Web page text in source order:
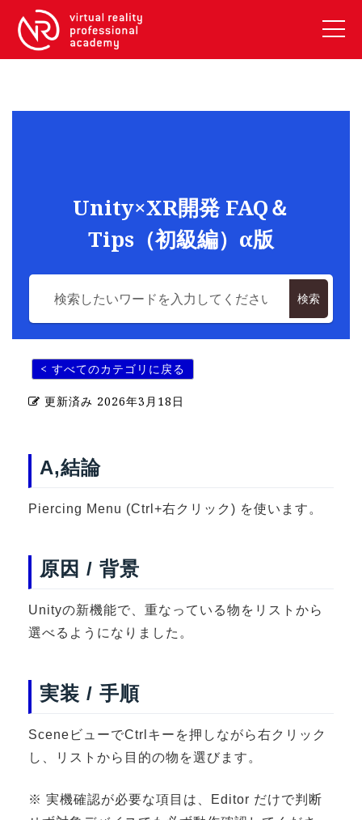
VRアカデミーとは
【2026年10月】ARエキスパートコース
【2026年10月】VRエキスパートコース
《SDGs》
U-15メタバースプログラミング講座
受講生紹介
イベント
アクセスマップ
企業向け
《3DGS》
3DGS受託開発
3D Gaussian Splatting アプリ開発研修
3DGSニュース
受託開発
Unity×XR開発 FAQ＆
Tips（初級編）α版
検索
< すべてのカテゴリに戻る
更新済み 2026年3月18日
A,結論
Piercing Menu (Ctrl+右クリック) を使います。
原因 / 背景
Unityの新機能で、重なっている物をリストから
選べるようになりました。
実装 / 手順
SceneビューでCtrlキーを押しながら右クリック
し、リストから目的の物を選びます。
※ 実機確認が必要な項目は、Editor だけで判断